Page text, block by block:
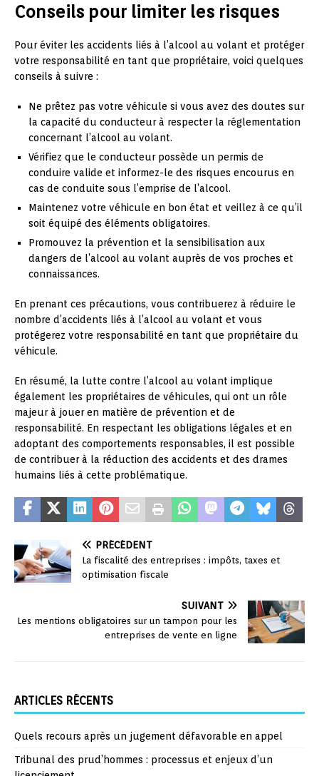
Conseils pour limiter les risques
Pour éviter les accidents liés à l’alcool au volant et protéger
votre responsabilité en tant que propriétaire, voici quelques
conseils à suivre :
Ne prêtez pas votre véhicule si vous avez des doutes sur
la capacité du conducteur à respecter la réglementation
concernant l’alcool au volant.
Vérifiez que le conducteur possède un permis de
conduire valide et informez-le des risques encourus en
cas de conduite sous l’emprise de l’alcool.
Maintenez votre véhicule en bon état et veillez à ce qu’il
soit équipé des éléments obligatoires.
Promouvez la prévention et la sensibilisation aux
dangers de l’alcool au volant auprès de vos proches et
connaissances.
En prenant ces précautions, vous contribuerez à réduire le
nombre d’accidents liés à l’alcool au volant et vous
protégerez votre responsabilité en tant que propriétaire du
véhicule.
En résumé, la lutte contre l’alcool au volant implique
également les propriétaires de véhicules, qui ont un rôle
majeur à jouer en matière de prévention et de
responsabilité. En respectant les obligations légales et en
adoptant des comportements responsables, il est possible
de contribuer à la réduction des accidents et des drames
humains liés à cette problématique.
PRÉCÉDENT
La fiscalité des entreprises : impôts, taxes et
optimisation fiscale
SUIVANT
Les mentions obligatoires sur un tampon pour les
entreprises de vente en ligne
ARTICLES RÉCENTS
Quels recours après un jugement défavorable en appel
Tribunal des prud’hommes : processus et enjeux d’un